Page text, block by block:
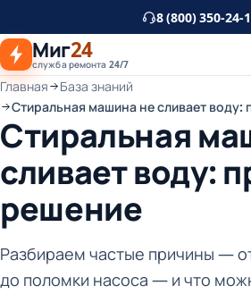
основному
контенту
8 (800) 350-24-
Миг24
служба ремонта 24/7
Главная
База знаний
Стиральная машина не сливает воду:
Стиральная
сливает воду:
решение
Разбираем частые причины —
до поломки насоса — и что